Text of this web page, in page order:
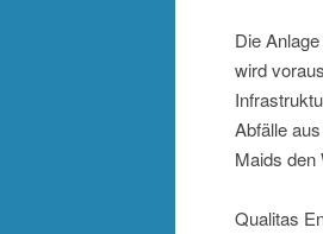
Die
wird
Abfälle
Maids den
Qualitas